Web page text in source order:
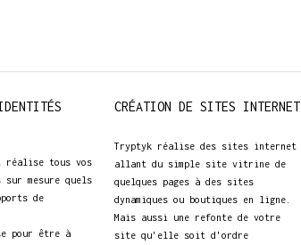
réalise tous vos
sur mesure quels
de
pour être à
CRÉATION DE SITES INTERNET
Tryptyk réalise des sites internet
allant du simple site vitrine de
quelques pages à des sites
dynamiques ou boutiques en ligne.
Mais aussi une refonte de votre
site qu'elle soit d'ordre